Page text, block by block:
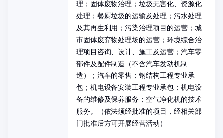
理；固体废物治理；垃圾无害化、资源化
处理；餐厨垃圾的运输及处理；污水处理
及其再生利用；污染治理项目的运营；城
市固体废弃物处理场的运营；环境综合治
理项目咨询、设计、施工及运营；汽车零
部件及配件制造（不含汽车发动机制
造）；汽车的零售；钢结构工程专业承
包；机电设备安装工程专业承包；机电设
备的维修及保养服务；空气净化机的技术
服务。（依法须经批准的项目，经相关部
门批准后方可开展经营活动）